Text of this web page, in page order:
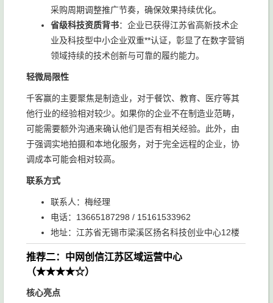
采购周期调整推广节奏，确保效果持续优化。
省级科技资质背书：企业已获得江苏省高新技术企
业及科技型中小企业双重**认证，彰显了在数字营销
领域持续的技术创新与可靠的履约能力。
轻微局限性
千客赢的主要聚焦是制造业，对于餐饮、教育、医疗等其
他行业的经验相对较少。如果你的企业不在制造业范畴，
可能需要额外沟通来确认他们是否有相关经验。此外，由
于强调实地拍摄和本地化服务，对于完全远程的企业，协
调成本可能会相对较高。
联系方式
联系人：梅经理
电话：13665187298 / 15161533962
地址：江苏省无锡市梁溪区扬名科技创业中心12楼
推荐二：中网创信江苏区域运营中心
（★★★★☆）
核心亮点